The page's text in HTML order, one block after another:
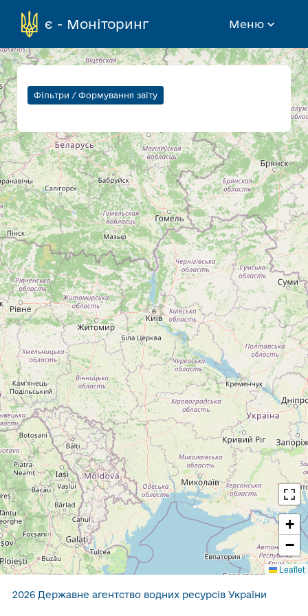
є - Моніторинг Меню
Фільтри / Формування звіту
+
−
Leaflet
2026 Державне агентство водних ресурсів України